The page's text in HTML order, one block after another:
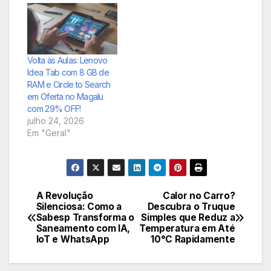
Volta às Aulas: Lenovo
Idea Tab com 8 GB de
RAM e Circle to Search
em Oferta no Magalu
com 29% OFF!
julho 24, 2026
Em "Geral"
Navegação
de
Calor no Carro?
Descubra o Truque
Simples que Reduz a
Temperatura em Até
10°C Rapidamente
A Revolução
Silenciosa: Como a
Sabesp Transforma o
Saneamento com IA,
IoT e WhatsApp